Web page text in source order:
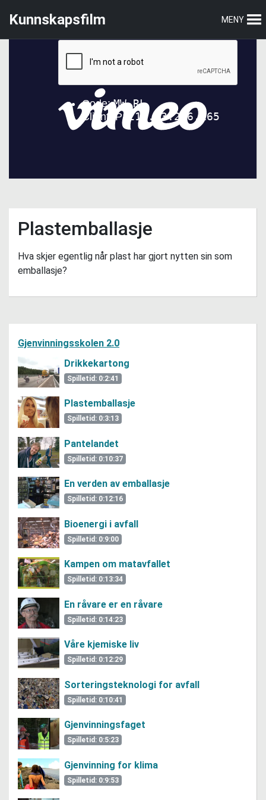
til
til
Kunnskapsfilm MENY
Plastemballasje
Hva skjer egentlig når plast har gjort nytten sin som
emballasje?
Gjenvinningsskolen 2.0
Drikkekartong
Spilletid: 0:2:41
Plastemballasje
Spilletid: 0:3:13
Pantelandet
Spilletid: 0:10:37
En verden av emballasje
Spilletid: 0:12:16
Bioenergi i avfall
Spilletid: 0:9:00
Kampen om matavfallet
Spilletid: 0:13:34
En råvare er en råvare
Spilletid: 0:14:23
Våre kjemiske liv
Spilletid: 0:12:29
Sorteringsteknologi for avfall
Spilletid: 0:10:41
Gjenvinningsfaget
Spilletid: 0:5:23
Gjenvinning for klima
Spilletid: 0:9:53